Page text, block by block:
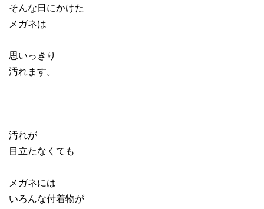
そんな日にかけた
メガネは
思いっきり
汚れます。
汚れが
目立たなくても
メガネには
いろんな付着物が